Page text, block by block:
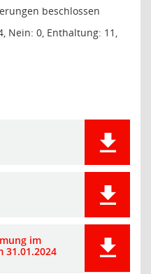
beschlossen
Nein: 0, Enthaltung: 11,
im
31.01.2024